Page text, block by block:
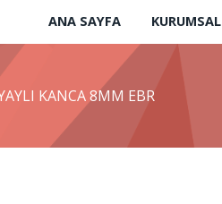
ANA SAYFA KURUMSAL
KANCA 8MM EBR